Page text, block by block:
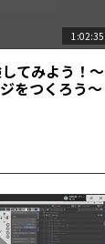
1:02:35
てみよう！～
をつくろう～